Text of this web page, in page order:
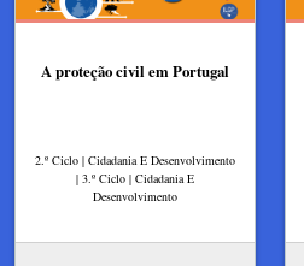
A proteção civil em Portugal
2.º Ciclo | Cidadania E Desenvolvimento
| 3.º Ciclo | Cidadania E
Desenvolvimento